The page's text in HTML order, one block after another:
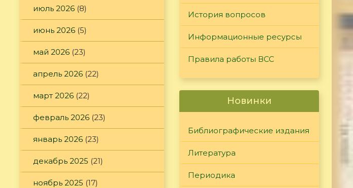
июль 2026 (8)
июнь 2026 (5)
май 2026 (23)
апрель 2026 (22)
март 2026 (22)
февраль 2026 (23)
январь 2026 (23)
декабрь 2025 (21)
ноябрь 2025 (17)
История вопросов
Информационные ресурсы
Правила работы ВСС
Новинки
Библиографические издания
Литература
Периодика